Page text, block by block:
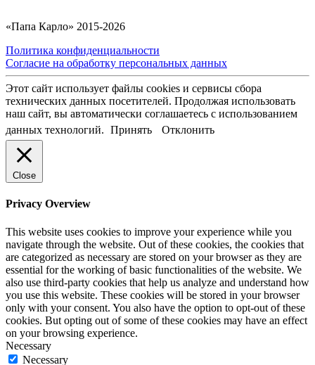
«Папа Карло» 2015-2026
Политика конфиденциальности
Согласие на обработку персональных данных
Этот сайт использует файлы cookies и сервисы сбора
технических данных посетителей. Продолжая использовать
наш сайт, вы автоматически соглашаетесь с использованием
данных технологий. Принять Отклонить
Close
Privacy Overview
This website uses cookies to improve your experience while you
navigate through the website. Out of these cookies, the cookies that
are categorized as necessary are stored on your browser as they are
essential for the working of basic functionalities of the website. We
also use third-party cookies that help us analyze and understand how
you use this website. These cookies will be stored in your browser
only with your consent. You also have the option to opt-out of these
cookies. But opting out of some of these cookies may have an effect
on your browsing experience.
Necessary
Necessary